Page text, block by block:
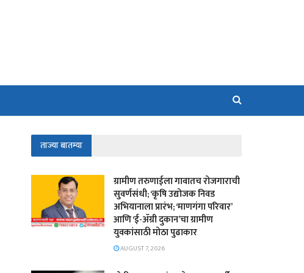
ताज्या बातम्या
​ग्रामीण तरुणाईला गावातच रोजगाराची
सुवर्णसंधी; ‘कृषि उद्योजक निवड
अभियानाला प्रारंभ; ‘माणगंगा परिवार’
आणि ‘ई-ॲग्री दुकान’चा ग्रामीण
युवकांसाठी मोठा पुढाकार
AUGUST 7, 2026